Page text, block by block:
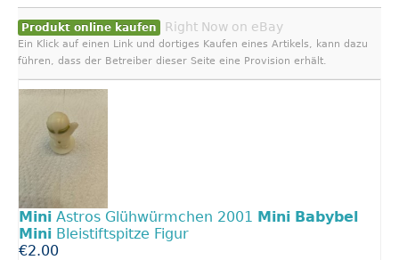
Produkt online kaufen Right Now on eBay
Ein Klick auf einen Link und dortiges Kaufen eines Artikels, kann dazu
führen, dass der Betreiber dieser Seite eine Provision erhält.
Mini Astros Glühwürmchen 2001 Mini Babybel
Mini Bleistiftspitze Figur
€2.00